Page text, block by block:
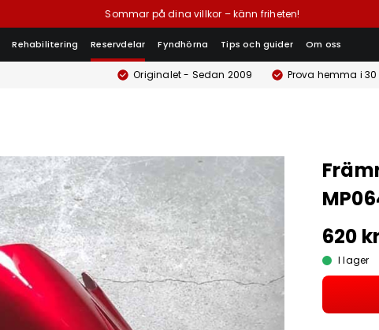
Sommar på dina villkor – känn friheten!
Rehabilitering Reservdelar Fyndhörna Tips och guider Om oss
Originalet - Sedan 2009 Prova hemma i
620
I lager